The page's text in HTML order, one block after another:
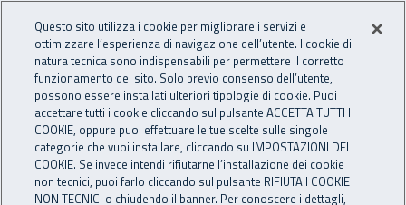
INAIL - Istituto Nazionale
Apri cerca
Navigazione principale
Navigazione - Ti trovi in:
Home Inail comunica Multimedia Foto gallery
Questo sito utilizza i cookie per migliorare i servizi e
ottimizzare l’esperienza di navigazione dell’utente. I cookie di
natura tecnica sono indispensabili per permettere il corretto
funzionamento del sito. Solo previo consenso dell’utente,
possono essere installati ulteriori tipologie di cookie. Puoi
accettare tutti i cookie cliccando sul pulsante ACCETTA TUTTI I
COOKIE, oppure puoi effettuare le tue scelte sulle singole
categorie che vuoi installare, cliccando su IMPOSTAZIONI DEI
COOKIE. Se invece intendi rifiutarne l’installazione dei cookie
non tecnici, puoi farlo cliccando sul pulsante RIFIUTA I COOKIE
NON TECNICI o chiudendo il banner. Per conoscere i dettagli,